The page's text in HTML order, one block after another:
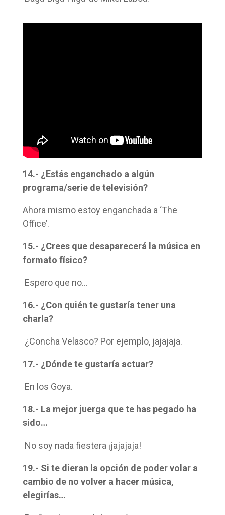
14.- ¿Estás enganchado a algún
programa/serie de televisión?
Ahora mismo estoy enganchada a ‘The
Office’.
15.- ¿Crees que desaparecerá la música en
formato físico?
Espero que no…
16.- ¿Con quién te gustaría tener una
charla?
¿Concha Velasco? Por ejemplo, jajajaja.
17.- ¿Dónde te gustaría actuar?
En los Goya.
18.- La mejor juerga que te has pegado ha
sido…
No soy nada fiestera ¡jajajaja!
19.- Si te dieran la opción de poder volar a
cambio de no volver a hacer música,
elegirías…